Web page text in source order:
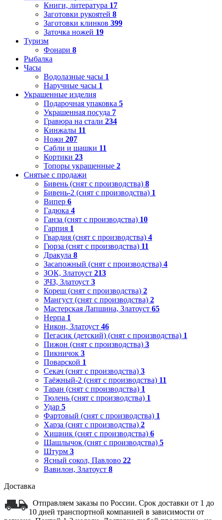
Книги, литература 17
Заготовки рукоятей 8
Заготовки клинков 399
Заточка ножей 19
Туризм
Фонари 8
Рыбалка
Часы
Водолазные часы 1
Наручные часы 1
Украшенные изделия
Подарочная упаковка 5
Украшенная посуда 7
Гравюра на стали 234
Кинжалы 11
Ножи 207
Сабли и шашки 11
Кортики 23
Топоры украшенные 2
Снятые с продажи
Бивень (снят с производства) 8
Бивень-2 (снят с производства) 1
Випер 6
Гадюка 4
Ганза (снят с производства) 10
Гарпия 1
Гвардия (снят с производства) 4
Гюрза (снят с производства) 11
Дракула 8
Засапожный (снят с производства) 4
ЗОК, Златоуст 213
ЗЧЗ, Златоуст 3
Кореш (снят с производства) 2
Мангуст (снят с производства) 2
Мастерская Лапшина, Златоуст 65
Нерпа 1
Никон, Златоуст 46
Пегасик (детский) (снят с производства) 1
Пижон (снят с производства) 3
Пикничок 3
Поварской 1
Секач (снят с производства) 3
Таёжный-2 (снят с производства) 11
Таран (снят с производства) 1
Тюлень (снят с производства) 1
Удар 5
Фартовый (снят с производства) 1
Харза (снят с производства) 2
Хищник (снят с производства) 6
Шашлычок (снят с производства) 5
Штурм 3
Ясный сокол, Павлово 22
Вавилон, Златоуст 8
Доставка
Отправляем заказы по России. Срок доставки от 1 до
10 дней транспортной компанией в зависимости от